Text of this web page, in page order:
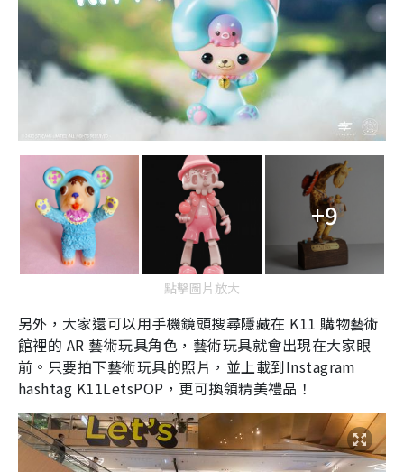
+9
點擊圖片放大
另外，大家還可以用手機鏡頭搜尋隱藏在 K11 購物藝術
館裡的 AR 藝術玩具角色，藝術玩具就會出現在大家眼
前。只要拍下藝術玩具的照片，並上載到Instagram
hashtag K11LetsPOP，更可換領精美禮品！